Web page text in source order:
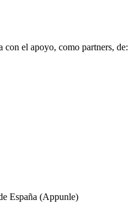
con el apoyo, como partners, de:
España (Appunle)